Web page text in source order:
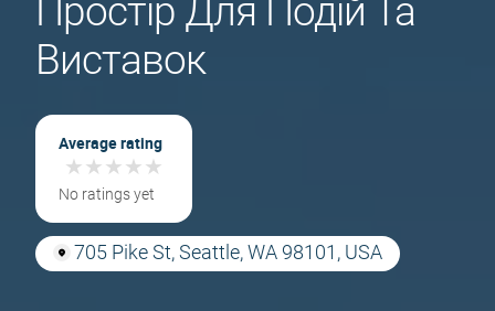
Простір Для Подій Та
Виставок
Average rating
★★★★★
★★★★★
No ratings yet
705 Pike St, Seattle, WA 98101, USA